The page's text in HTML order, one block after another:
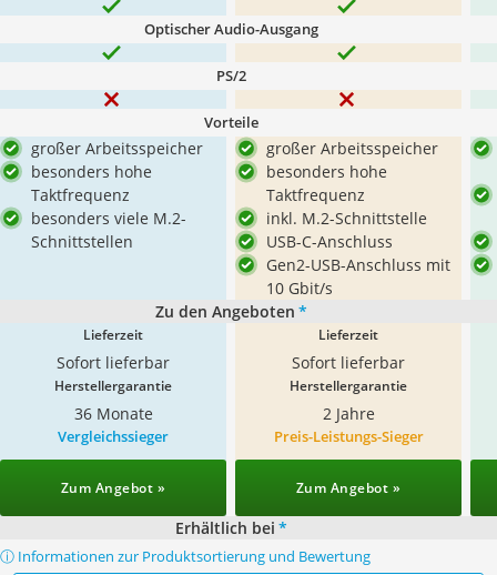
Optischer Audio-Ausgang
PS/2
Vorteile
großer Arbeitsspeicher
besonders hohe
Taktfrequenz
besonders viele M.2-
Schnittstellen
großer Arbeitsspeicher
besonders hohe
Taktfrequenz
inkl. M.2-Schnittstelle
USB-C-Anschluss
Gen2-USB-Anschluss mit
10 Gbit/s
Zu den Angeboten *
Lieferzeit
Sofort lieferbar
Lieferzeit
Sofort lieferbar
Herstellergarantie
36 Monate
Herstellergarantie
2 Jahre
Vergleichssieger
Zum Angebot »
Preis-Leistungs-Sieger
Zum Angebot »
Erhältlich bei *
ⓘ Informationen zur Produktsortierung und Bewertung